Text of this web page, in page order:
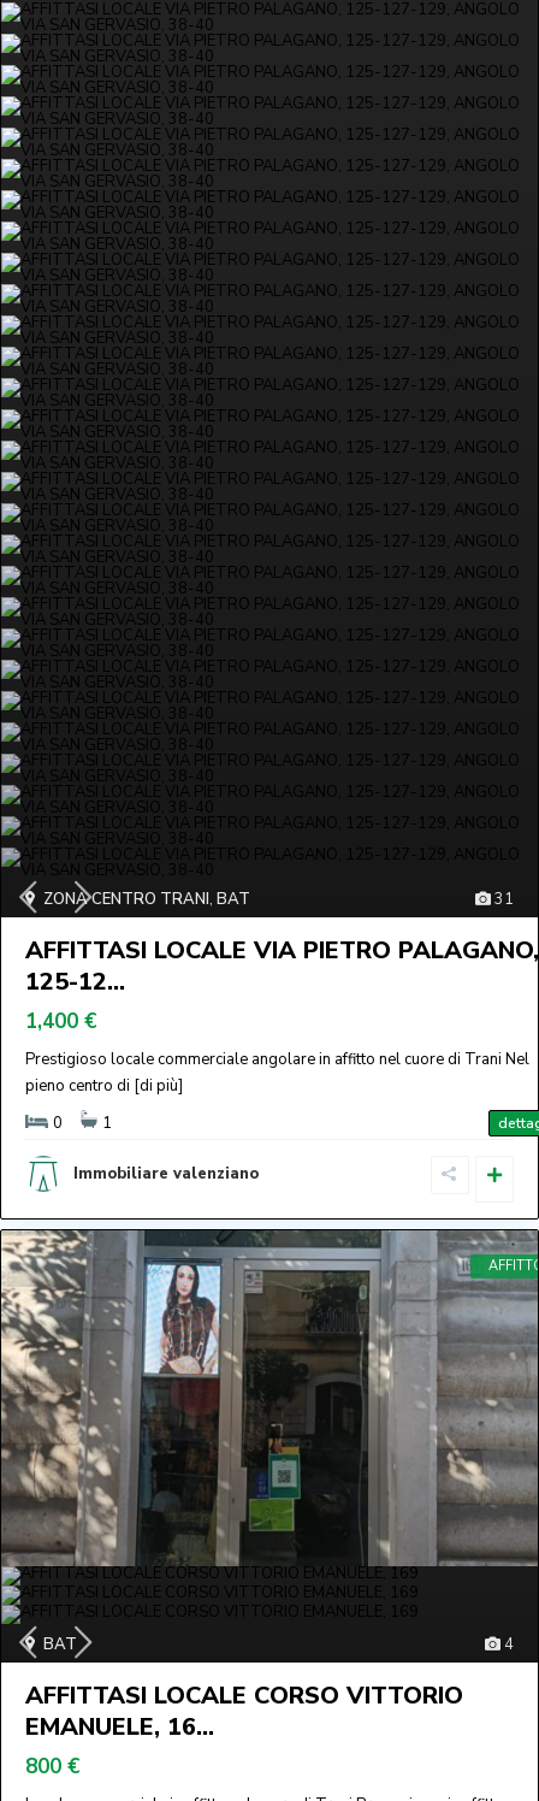
31
ZONA CENTRO TRANI, BAT
AFFITTASI LOCALE VIA PIETRO PALAGANO,
125-12...
1,400 €
Prestigioso locale commerciale angolare in affitto nel cuore di Trani Nel
pieno centro di [di più]
0
1
Immobiliare valenziano
4
BAT
AFFITTASI LOCALE CORSO VITTORIO
EMANUELE, 16...
800 €